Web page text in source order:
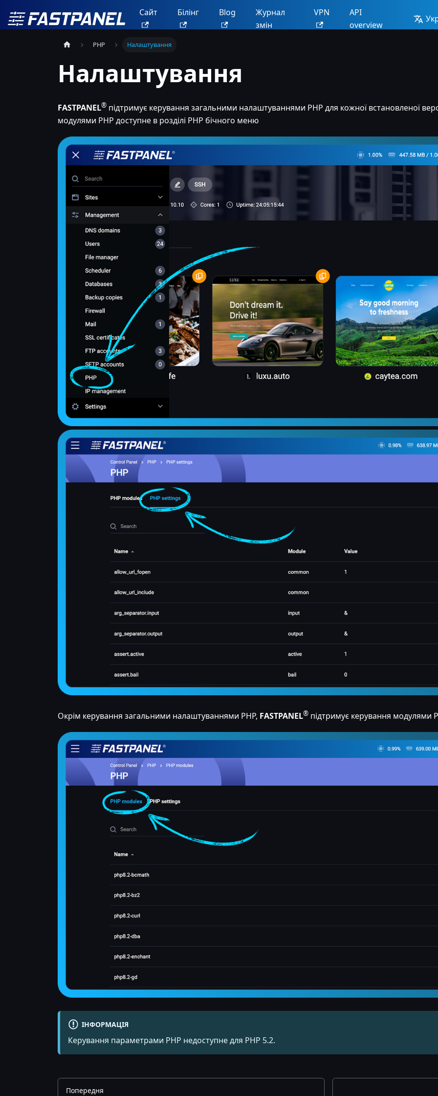
Сайт Білінг Blog
Журнал
змін
VPN
API
overview
PHP Налаштування
Налаштування
FASTPANEL® підтримує керування загальними налаштуваннями PHP для кожної встановленої
модулями PHP доступне в розділі PHP бічного меню
Окрім керування загальними налаштуваннями PHP, FASTPANEL® підтримує керування модулями
ІНФОРМАЦІЯ
Керування параметрами PHP недоступне для PHP 5.2.
Попередня